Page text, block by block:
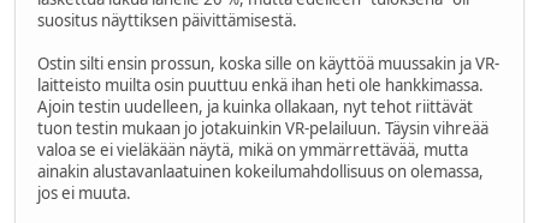
suositus näyttiksen päivittämisestä.
Ostin silti ensin prossun, koska sille on käyttöä muussakin ja VR-
laitteisto muilta osin puuttuu enkä ihan heti ole hankkimassa.
Ajoin testin uudelleen, ja kuinka ollakaan, nyt tehot riittävät
tuon testin mukaan jo jotakuinkin VR-pelailuun. Täysin vihreää
valoa se ei vieläkään näytä, mikä on ymmärrettävää, mutta
ainakin alustavanlaatuinen kokeilumahdollisuus on olemassa,
jos ei muuta.